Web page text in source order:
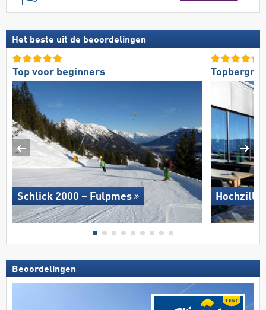
Het beste uit de beoordelingen
Top voor beginners
Schlick 2000 – Fulpmes
Beoordelingen